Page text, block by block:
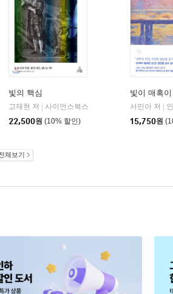
빛의 핵심
고재현 저
사이언스북스
22,500원 (10% 할인)
빛이 매혹
서민아 저
15,750원
체보기